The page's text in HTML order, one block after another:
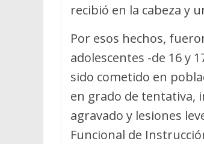
recibió en la cabeza y
Por esos hechos,
adolescentes -de 16 y
sido cometido en
en grado de tentativa,
agravado y lesiones
Funcional de